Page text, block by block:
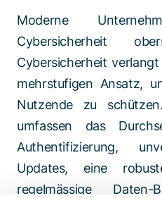
Moderne
Cybersicherheit
Cybersicherheit
mehrstufigen Ansatz,
Nutzende zu
umfassen das
Authentifizierung,
Updates, eine
regelmässige